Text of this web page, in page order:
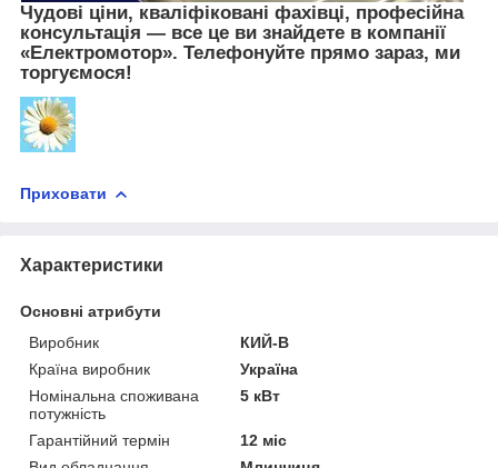
Чудові ціни, кваліфіковані фахівці, професійна
консультація — все це ви знайдете в компанії
«Електромотор». Телефонуйте прямо зараз, ми
торгуємося!
Приховати
Характеристики
Основні атрибути
Виробник
КИЙ-В
Країна виробник
Україна
Номінальна споживана
потужність
5 кВт
Гарантійний термін
12 міс